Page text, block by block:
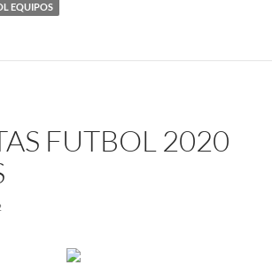
EQUIPOS
FUTBOL 2020